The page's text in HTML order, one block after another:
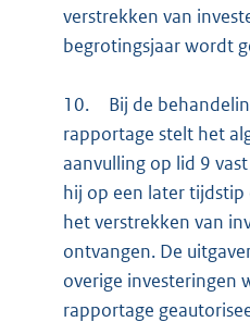
verstrekken van
begrotingsjaar wordt
10.
Bij de
rapportage stelt het
aanvulling op lid 9
hij op een later tijdstip
het verstrekken van
ontvangen. De
overige investeringen
rapportage